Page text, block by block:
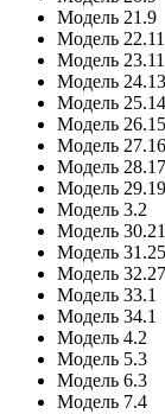
Модель 21.9
Модель 22.11
Модель 23.11
Модель 24.13
Модель 25.14
Модель 26.15
Модель 27.16
Модель
Модель
Модель 3.2
Модель
Модель
Модель
Модель 33.1
Модель 34.1
Модель 4.2
Модель 5.3
Модель 6.3
Модель 7.4